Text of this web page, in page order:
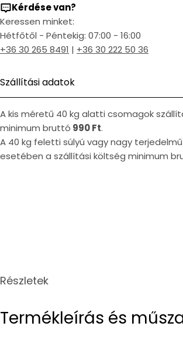
Kérdése van?
Keressen minket:
Hétfőtől - Péntekig: 07:00 - 16:00
+36 30 265 8491 | +36 30 222 50 36
Szállítási adatok
A kis méretű 40 kg alatti csomagok
minimum bruttó 990 Ft.
A 40 kg feletti súlyú vagy nagy
esetében a szállítási költség minimum
Részletek
Termékleírás és